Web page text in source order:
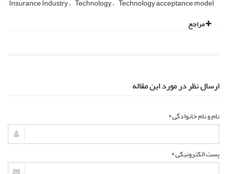
Insurance Industry Technology Technology acceptance model
مراجع
ارسال نظر در مورد این مقاله
نام و نام خانوادگی *
پست الکترونیکی *